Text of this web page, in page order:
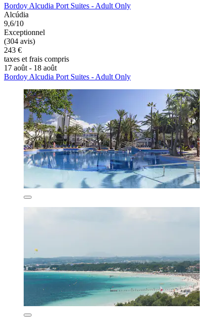
Bordoy Alcudia Port Suites - Adult Only
Alcúdia
9,6/10
Exceptionnel
(304 avis)
243 €
taxes et frais compris
17 août - 18 août
Bordoy Alcudia Port Suites - Adult Only